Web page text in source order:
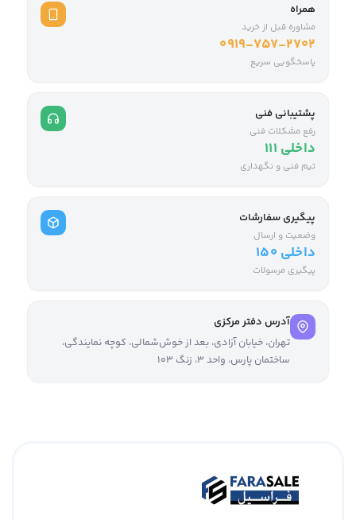
همراه
مشاوره قبل از خرید
0919-757-2702
پاسخگویی سریع
پشتیبانی فنی
رفع مشکلات فنی
داخلی ۱۱۱
تیم فنی و نگهداری
پیگیری سفارشات
وضعیت و ارسال
داخلی ۱۵۰
پیگیری مرسولات
آدرس دفتر مرکزی
تهران، خیابان آزادی، بعد از خوش‌شمالی، کوچه نمایندگی،
ساختمان پارس، واحد ۳، زنگ ۱۰۳